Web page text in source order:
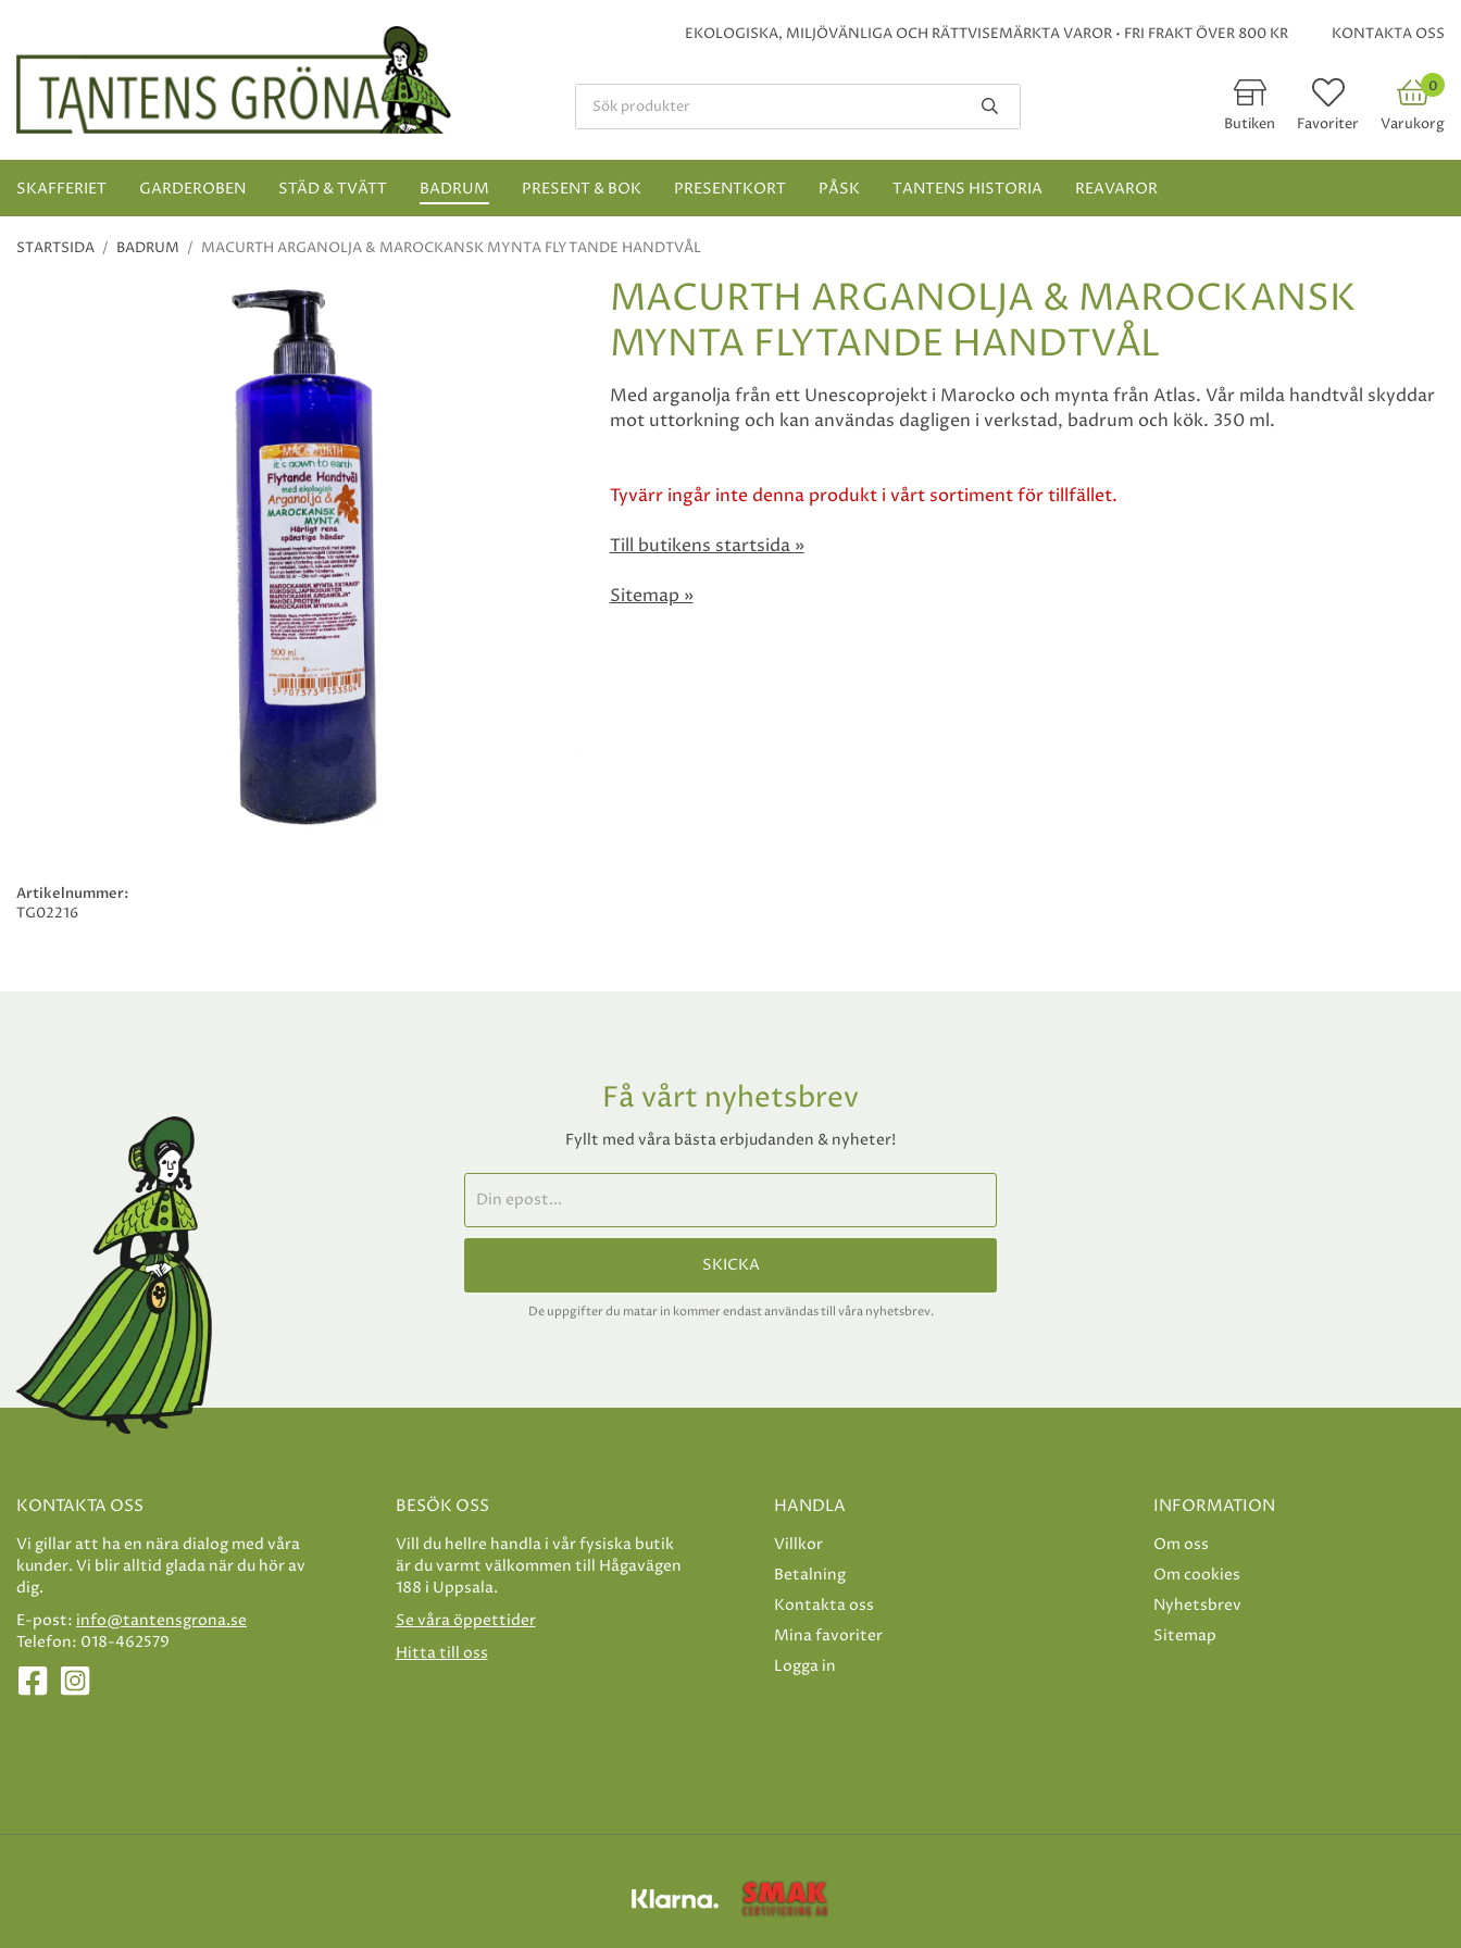
EKOLOGISKA, MILJÖVÄNLIGA OCH RÄTTVISEMÄRKTA VAROR • FRI FRAKT ÖVER 800 KR KONTAKTA OSS
Butiken Favoriter
0
Varukorg
SKAFFERIET GARDEROBEN STÄD & TVÄTT BADRUM PRESENT & BOK PRESENTKORT PÅSK TANTENS HISTORIA REAVAROR
STARTSIDA / BADRUM / MACURTH ARGANOLJA & MAROCKANSK MYNTA FLYTANDE HANDTVÅL
MACURTH ARGANOLJA & MAROCKANSK
MYNTA FLYTANDE HANDTVÅL
Med arganolja från ett Unescoprojekt i Marocko och mynta från Atlas. Vår milda handtvål skyddar
mot uttorkning och kan användas dagligen i verkstad, badrum och kök. 350 ml.
Tyvärr ingår inte denna produkt i vårt sortiment för tillfället.
Till butikens startsida »
Sitemap »
Artikelnummer:
TG02216
Få vårt nyhetsbrev
Fyllt med våra bästa erbjudanden & nyheter!
SKICKA
De uppgifter du matar in kommer endast användas till våra nyhetsbrev.
KONTAKTA OSS
Vi gillar att ha en nära dialog med våra
kunder. Vi blir alltid glada när du hör av
dig.
E-post: info@tantensgrona.se
Telefon: 018-462579
BESÖK OSS
Vill du hellre handla i vår fysiska butik
är du varmt välkommen till Hågavägen
188 i Uppsala.
Se våra öppettider
Hitta till oss
HANDLA
Villkor
Betalning
Kontakta oss
Mina favoriter
Logga in
INFORMATION
Om oss
Om cookies
Nyhetsbrev
Sitemap